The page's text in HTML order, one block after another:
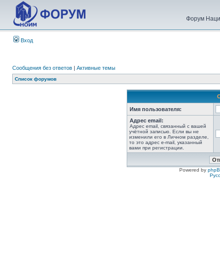
Форум
Вход
Сообщения без ответов | Активные темы
Список форумов
Имя пользователя:
Адрес email:
Адрес email, связанный с вашей
учётной записью. Если вы не
изменили его в Личном разделе,
то это адрес e-mail, указанный
вами при регистрации.
Powered by